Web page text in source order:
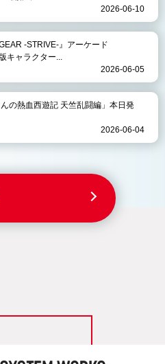
2026-06-10
GEAR -STRIVE-』アーケード
キャラクター...
2026-06-05
んの熱血西遊記 天竺乱闘編」本日発
2026-06-04